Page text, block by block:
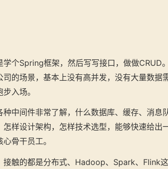
个Spring框架，然后写写接口，做做CRUD
的场景，基本上没有高并发，没有大量数据
入场。
中间件非常了解，什么数据库、缓存、消息
样设计架构，怎样技术选型，能够快速给出
骨干员工。
接触的都是分布式、Hadoop、Spark、Flink